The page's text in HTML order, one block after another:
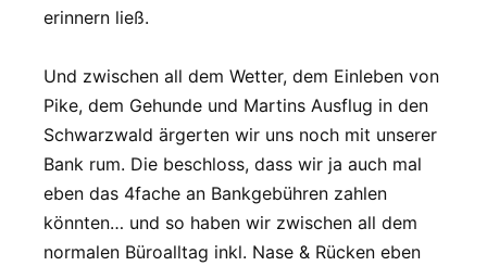
erinnern ließ.
Und zwischen all dem Wetter, dem Einleben von
Pike, dem Gehunde und Martins Ausflug in den
Schwarzwald ärgerten wir uns noch mit unserer
Bank rum. Die beschloss, dass wir ja auch mal
eben das 4fache an Bankgebühren zahlen
könnten… und so haben wir zwischen all dem
normalen Büroalltag inkl. Nase & Rücken eben